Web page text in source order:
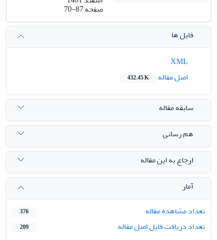
صفحه70-87
فایل ها
اصل مقاله
432.45 K
سابقه مقاله
هم رسانی
ارجاع به این مقاله
آمار
تعداد مشاهده مقاله
376
تعداد دریافت فایل اصل مقاله 209